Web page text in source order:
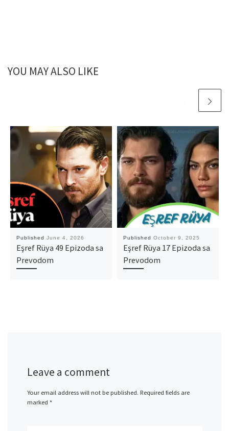
YOU MAY ALSO LIKE
Published June 4, 2026
Eşref Rüya 49 Epizoda sa
Prevodom
Published October 9, 2025
Eşref Rüya 17 Epizoda sa
Prevodom
Leave a comment
Your email address will not be published. Required fields are
marked *